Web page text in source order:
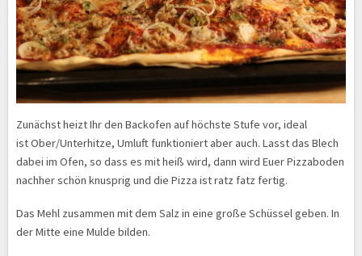
Zunächst heizt Ihr den Backofen auf höchste Stufe vor, ideal
ist Ober/Unterhitze, Umluft funktioniert aber auch. Lasst das Blech
dabei im Ofen, so dass es mit heiß wird, dann wird Euer Pizzaboden
nachher schön knusprig und die Pizza ist ratz fatz fertig.
Das Mehl zusammen mit dem Salz in eine große Schüssel geben. In
der Mitte eine Mulde bilden.